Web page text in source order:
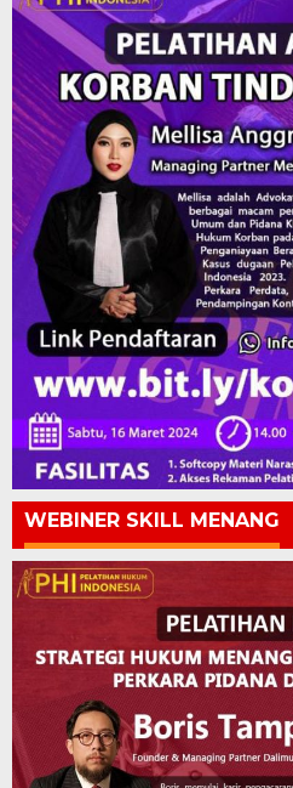
WEBINER SKILL MENANG